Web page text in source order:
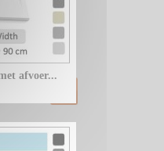
afvoer...